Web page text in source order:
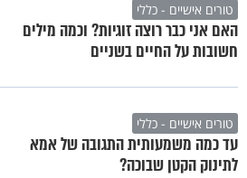
טורים אישיים - כללי
האם אני כבר רוצה זוגיות? וכמה מילים
חשובות על החיים בשניים
טורים אישיים - כללי
עד כמה משמעותית התגובה של אמא
לתינוק הקטן שבוכה?